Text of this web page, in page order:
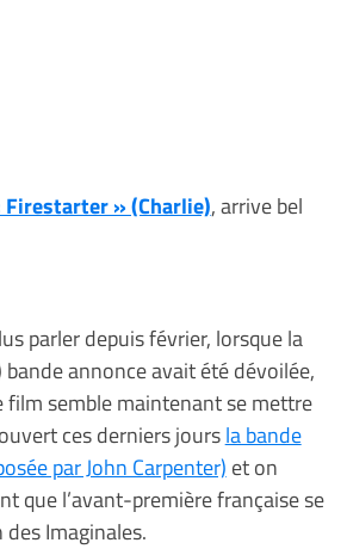
» (Charlie), arrive bel
parler depuis février, lorsque la
annonce avait été dévoilée,
film semble maintenant se mettre
ces derniers joursla bande
par John Carpenter) et on
que l’avant-première française se
Imaginales.